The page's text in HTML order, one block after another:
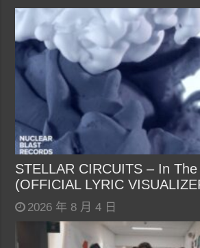
STELLAR CIRCUITS – In
(OFFICIAL LYRIC
2026 年 8 月 4 日